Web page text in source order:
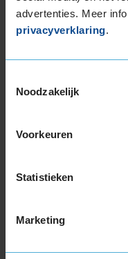
advertenties. Meer
privacyverklaring.
Noodzakelijk
Voorkeuren
Statistieken
Marketing
Per
1